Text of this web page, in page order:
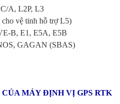
A, L2P, L3
vệ tinh hỗ trợ L5)
B, E1, E5A, E5B
GAGAN (SBAS)
MÁY ĐỊNH VỊ GPS RTK